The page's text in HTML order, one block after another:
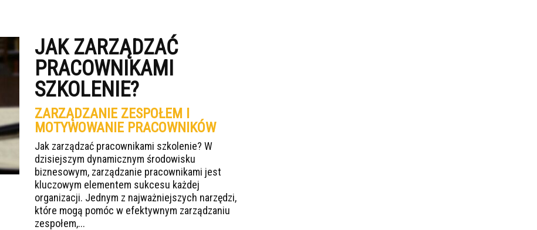
JAK ZARZĄDZAĆ
PRACOWNIKAMI
SZKOLENIE?
ZARZĄDZANIE ZESPOŁEM I
MOTYWOWANIE PRACOWNIKÓW
Jak zarządzać pracownikami szkolenie? W
dzisiejszym dynamicznym środowisku
biznesowym, zarządzanie pracownikami jest
kluczowym elementem sukcesu każdej
organizacji. Jednym z najważniejszych narzędzi,
które mogą pomóc w efektywnym zarządzaniu
zespołem,...